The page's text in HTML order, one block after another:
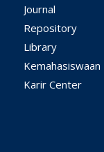
Journal
Repository
Library
Kemahasiswaan
Karir Center